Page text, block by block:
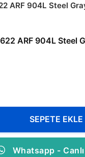
ARF 904L Steel
ARF 904L Steel
SEPETE EKLE
Whatsapp -